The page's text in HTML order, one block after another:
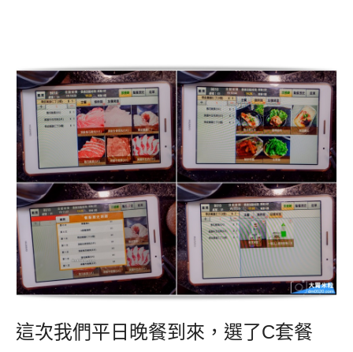
這次我們平日晚餐到來，選了C套餐